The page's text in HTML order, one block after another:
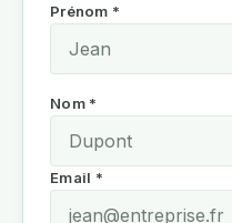
Prénom *
Nom *
Email *